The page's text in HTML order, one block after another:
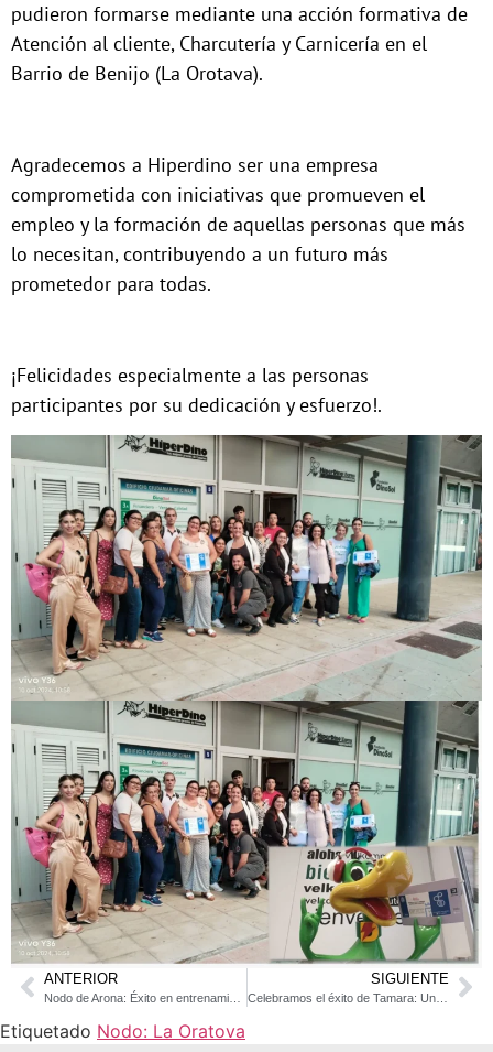
pudieron formarse mediante una acción formativa de
Atención al cliente, Charcutería y Carnicería en el
Barrio de Benijo (La Orotava).
Agradecemos a Hiperdino ser una empresa
comprometida con iniciativas que promueven el
empleo y la formación de aquellas personas que más
lo necesitan, contribuyendo a un futuro más
prometedor para todas.
¡Felicidades especialmente a las personas
participantes por su dedicación y esfuerzo!.
ANTERIOR SIGUIENTE
Celebramos el éxito de Tamara: Una beca hacia su futuro profesional
Etiquetado Nodo: La Oratova